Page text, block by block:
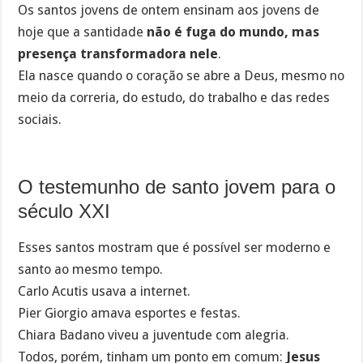
Os santos jovens de ontem ensinam aos jovens de
hoje que a santidade não é fuga do mundo, mas
presença transformadora nele.
Ela nasce quando o coração se abre a Deus, mesmo no
meio da correria, do estudo, do trabalho e das redes
sociais.
O testemunho de santo jovem para o
século XXI
Esses santos mostram que é possível ser moderno e
santo ao mesmo tempo.
Carlo Acutis usava a internet.
Pier Giorgio amava esportes e festas.
Chiara Badano viveu a juventude com alegria.
Todos, porém, tinham um ponto em comum: Jesus